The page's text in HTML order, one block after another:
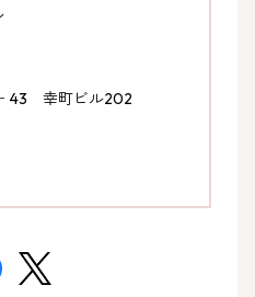
幸町ビル202